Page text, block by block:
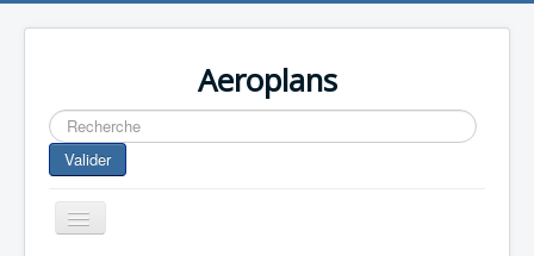
Aeroplans
Rechercher
Valider
Toggle
Navigation